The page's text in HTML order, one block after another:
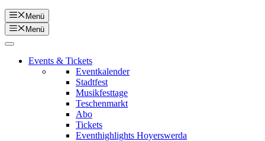
Menü
Menü
Events & Tickets
Eventkalender
Stadtfest
Musikfesttage
Teschenmarkt
Abo
Tickets
Eventhighlights Hoyerswerda